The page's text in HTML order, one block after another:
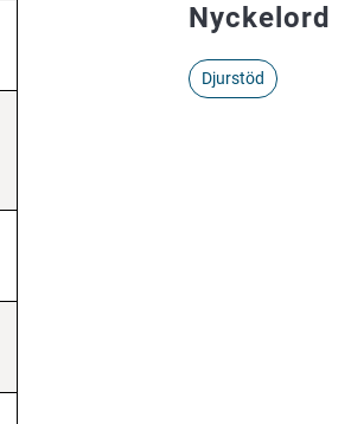
Nyckelord
Djurstöd